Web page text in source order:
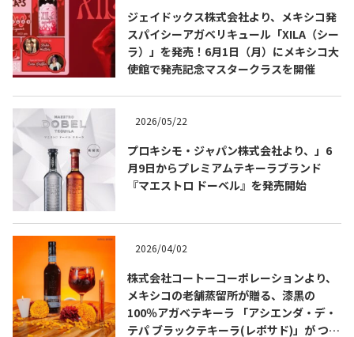
テキーラのつくり方 テキーラマーケット
テキーラの飲み方 テキーラマップ
メキシコ料理
メキシコの記念日 トピックス
イベント一覧
テキーラ・メスカルが 飲めるバー
お問合せ プライバシーポリシー
ジェイドックス株式会社より、メキシコ発
スパイシーアガベリキュール「XILA（シー
ラ）」を発売！6月1日（月）にメキシコ大
使館で発売記念マスタークラスを開催
2026/05/22
プロキシモ・ジャパン株式会社より、」6
月9日からプレミアムテキーラブランド
『マエストロ ドーベル』を発売開始
2026/04/02
株式会社コートーコーポレーションより、
メキシコの老舗蒸留所が贈る、漆黒の
100％アガベテキーラ 「アシエンダ・デ・
テパ ブラックテキーラ(レポサド)」が つい